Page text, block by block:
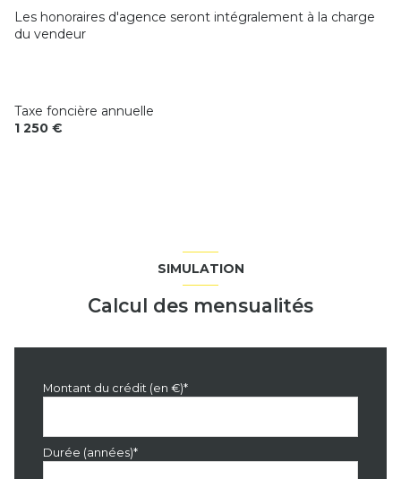
Les honoraires d'agence seront intégralement à la charge
du vendeur
Taxe foncière annuelle
1 250 €
SIMULATION
Calcul des mensualités
Montant du crédit (en €)*
Durée (années)*